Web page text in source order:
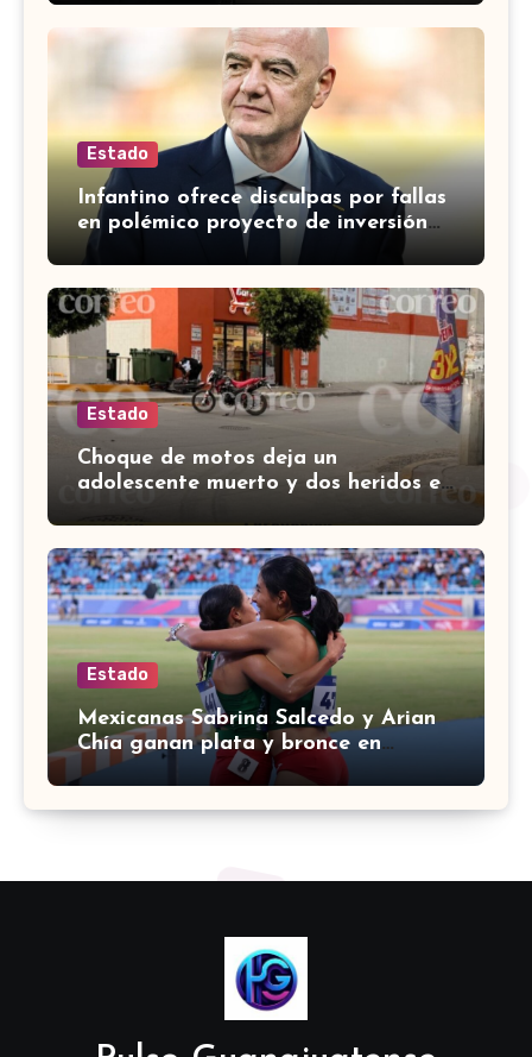
Estado
Infantino ofrece disculpas por fallas
en polémico proyecto de inversión
privada de la FIFA
Estado
Choque de motos deja un
adolescente muerto y dos heridos en
colina Los Presidentes, en León
Estado
Mexicanas Sabrina Salcedo y Arian
Chía ganan plata y bronce en
3000m con obstáculos en